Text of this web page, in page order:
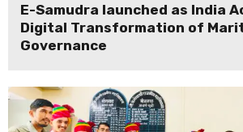
E-Samudra launched as India
Digital Transformation of
Governance